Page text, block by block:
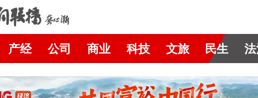
产经 公司 商业 科技 文旅 民生